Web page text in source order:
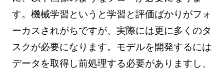
す。機械学習というと学習と評価ばかりがフォ
ーカスされがちですが、実際には更に多くのタ
スクが必要になります。モデルを開発するには
データを取得し前処理する必要がありますし、